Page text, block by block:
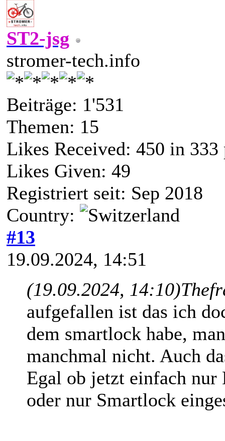
ST2-jsg
stromer-tech.info
Beiträge: 1'531
Themen: 15
Likes Received: 450 in 333
Likes Given: 49
Registriert seit: Sep 2018
Country:
#13
19.09.2024, 14:51
(19.09.2024, 14:10)
aufgefallen ist das ich
dem smartlock habe,
manchmal nicht. Auch
Egal ob jetzt einfach
oder nur Smartlock